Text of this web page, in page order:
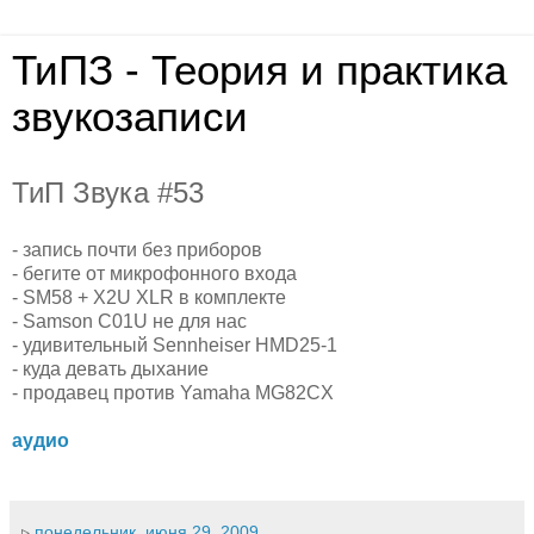
ТиПЗ - Теория и практика
звукозаписи
ТиП Звука #53
- запись почти без приборов
- бегите от микрофонного входа
- SM58 + X2U XLR в комплекте
- Samson C01U не для нас
- удивительный Sennheiser HMD25-1
- куда девать дыхание
- продавец против Yamaha MG82CX
аудио